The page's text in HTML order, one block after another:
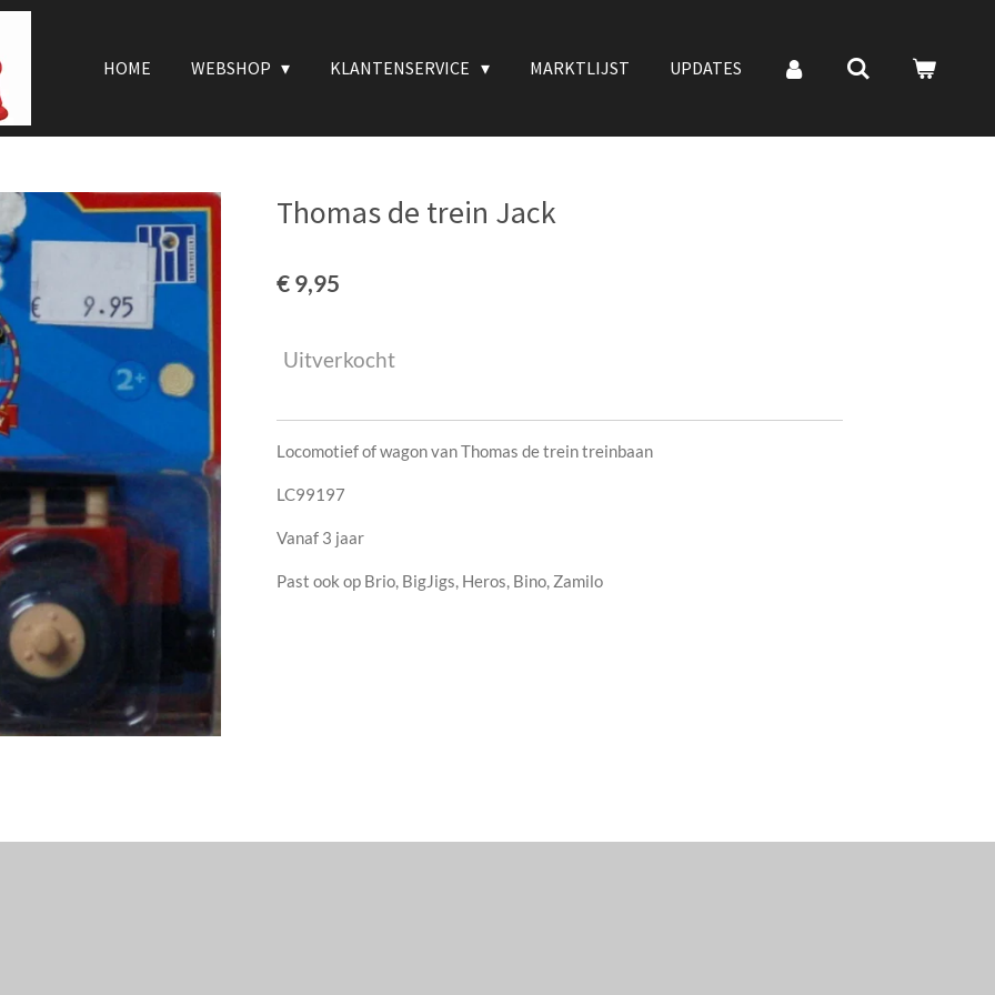
HOME WEBSHOP KLANTENSERVICE MARKTLIJST UPDATES
Thomas de trein Jack
€ 9,95
Uitverkocht
Locomotief of wagon van Thomas de trein treinbaan
LC99197
Vanaf 3 jaar
Past ook op Brio, BigJigs, Heros, Bino, Zamilo